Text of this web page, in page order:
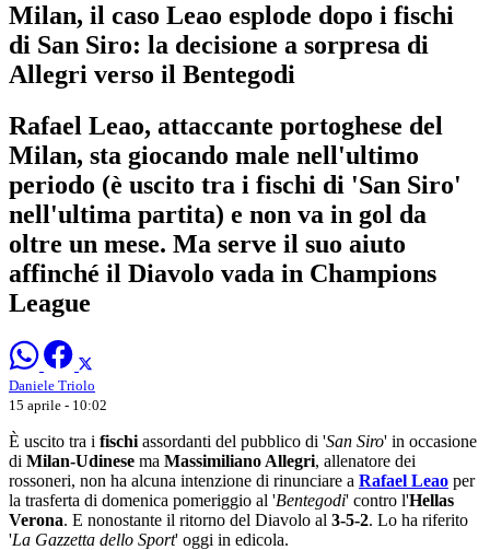
Milan, il caso Leao esplode dopo i fischi
di San Siro: la decisione a sorpresa di
Allegri verso il Bentegodi
Rafael Leao, attaccante portoghese del
Milan, sta giocando male nell'ultimo
periodo (è uscito tra i fischi di 'San Siro'
nell'ultima partita) e non va in gol da
oltre un mese. Ma serve il suo aiuto
affinché il Diavolo vada in Champions
League
Daniele Triolo
15 aprile - 10:02
È uscito tra i fischi assordanti del pubblico di 'San Siro' in occasione
di Milan-Udinese ma Massimiliano Allegri, allenatore dei
rossoneri, non ha alcuna intenzione di rinunciare a Rafael Leao per
la trasferta di domenica pomeriggio al 'Bentegodi' contro l'Hellas
Verona. E nonostante il ritorno del Diavolo al 3-5-2. Lo ha riferito
'La Gazzetta dello Sport' oggi in edicola.